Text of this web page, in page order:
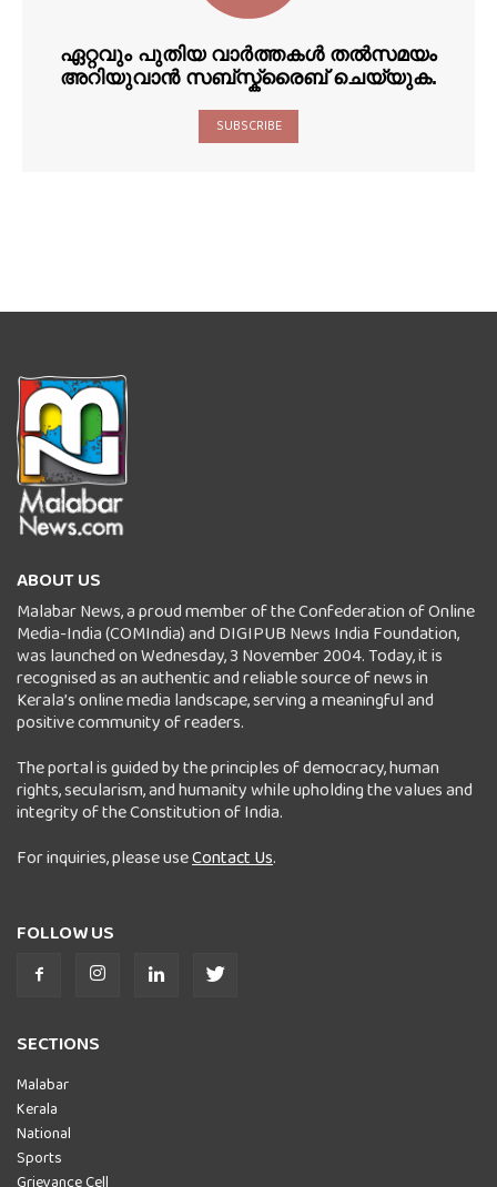
ഏറ്റവും പുതിയ വാർത്തകൾ തൽസമയം
അറിയുവാൻ സബ്സ്ക്രൈബ് ചെയ്യുക.
SUBSCRIBE
ABOUT US
Malabar News, a proud member of the Confederation of Online
Media-India (COMIndia) and DIGIPUB News India Foundation,
was launched on Wednesday, 3 November 2004. Today, it is
recognised as an authentic and reliable source of news in
Kerala’s online media landscape, serving a meaningful and
positive community of readers.
The portal is guided by the principles of democracy, human
rights, secularism, and humanity while upholding the values and
integrity of the Constitution of India.
For inquiries, please useContact Us.
FOLLOW US
SECTIONS
Malabar
Kerala
National
Sports
Grievance Cell